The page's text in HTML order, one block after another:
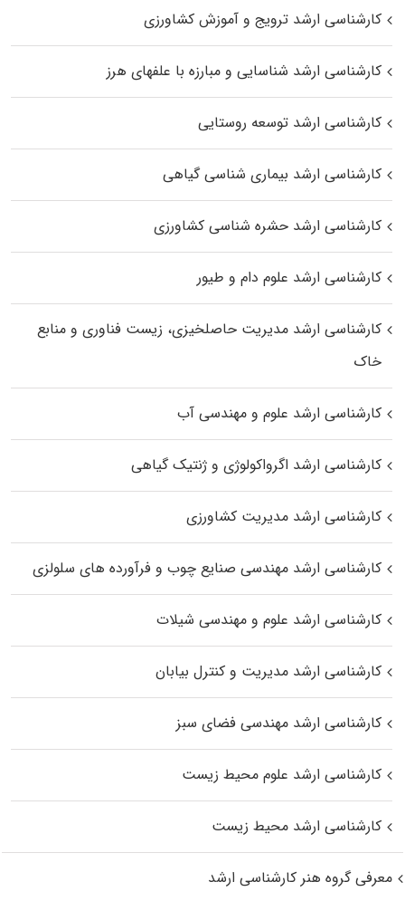
کارشناسی ارشد ترویج و آموزش کشاورزی
کارشناسی ارشد شناسایی و مبارزه با علفهای هرز
کارشناسی ارشد توسعه روستایی
کارشناسی ارشد بیماری‌ شناسی گیاهی
کارشناسی ارشد حشره‌ شناسی کشاورزی
کارشناسی ارشد علوم دام و طیور
کارشناسی ارشد مدیریت حاصلخیزی، زیست فناوری و منابع
خاک
کارشناسی ارشد علوم و مهندسی آب
کارشناسی ارشد اگرواکولوژی و ژنتیک گیاهی
کارشناسی ارشد مدیریت کشاورزی
کارشناسی ارشد مهندسی صنایع چوب و فرآورده‌ های سلولزی
کارشناسی ارشد علوم و مهندسی شیلات
کارشناسی ارشد مدیریت و کنترل بیابان
کارشناسی ارشد مهندسی فضای سبز
کارشناسی ارشد علوم محیط‌ زیست
کارشناسی ارشد محیط زیست
معرفی گروه هنر کارشناسی ارشد